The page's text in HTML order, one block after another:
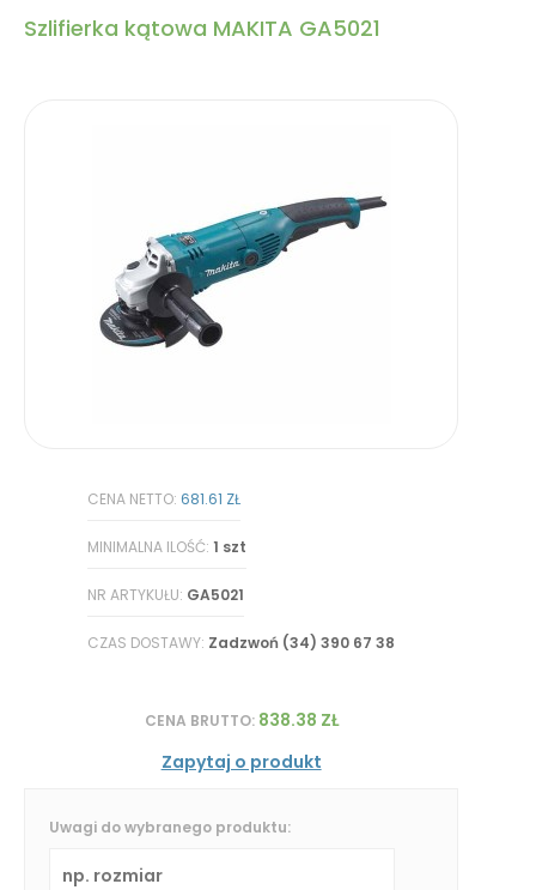
Szlifierka kątowa MAKITA GA5021
CENA NETTO:681.61 ZŁ
MINIMALNA ILOŚĆ:1 szt
NR ARTYKUŁU: GA5021
CZAS DOSTAWY: Zadzwoń (34) 390 67 38
CENA BRUTTO: 838.38 ZŁ
Zapytaj o produkt
Uwagi do wybranego produktu: